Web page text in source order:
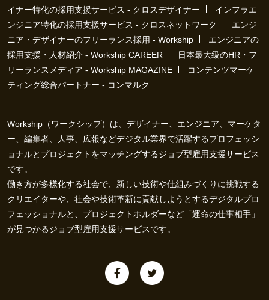
イナー特化の採用支援サービス - クロスデザイナー
インフラエ
ンジニア特化の採用支援サービス - クロスネットワーク
エンジ
ニア・デザイナーのフリーランス採用 - Workship
エンジニアの
採用支援・人材紹介 - Workship CAREER
日本最大級のHR・フ
リーランスメディア - Workship MAGAZINE
コンテンツマーケ
ティング総合パートナー - コンマルク
Workship（ワークシップ）は、デザイナー、エンジニア、マーケタ
ー、編集者、人事、広報などデジタル業界で活躍するプロフェッシ
ョナルとプロジェクトをマッチングするジョブ型雇用支援サービス
です。
働き方が多様化する社会で、新しい技術や仕組みづくりに挑戦する
クリエイターや、社会や技術革新に貢献しようとするデジタルプロ
フェッショナルと、プロジェクトホルダーなど「運命の仕事相手」
が見つかるジョブ型雇用支援サービスです。